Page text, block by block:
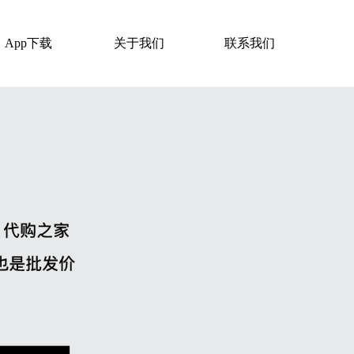
App下载 关于我们 联系我们